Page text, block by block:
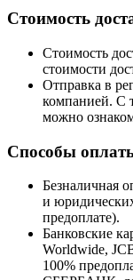
Стоимость
Стоимость
стоимости
Отправка в
компанией. С
можно
Способы
Безналичная
и
предоплате).
Банковские
Worldwide,
100%